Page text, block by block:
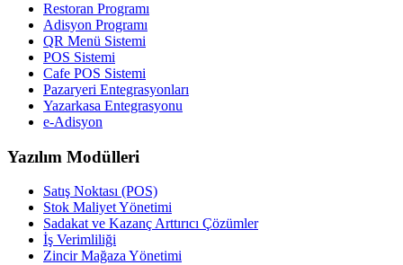
Restoran Programı
Adisyon Programı
QR Menü Sistemi
POS Sistemi
Cafe POS Sistemi
Pazaryeri Entegrasyonları
Yazarkasa Entegrasyonu
e-Adisyon
Yazılım Modülleri
Satış Noktası (POS)
Stok Maliyet Yönetimi
Sadakat ve Kazanç Arttırıcı Çözümler
İş Verimliliği
Zincir Mağaza Yönetimi